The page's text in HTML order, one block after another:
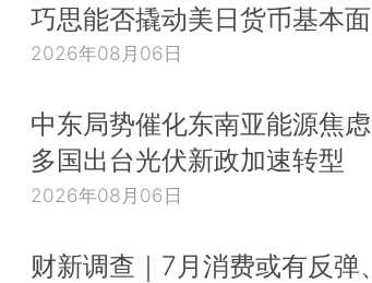
巧思能否撬动美日货币基本面
2026年08月06日
中东局势催化东南亚能源焦虑
多国出台光伏新政加速转型
2026年08月06日
财新调查｜7月消费或有反弹、